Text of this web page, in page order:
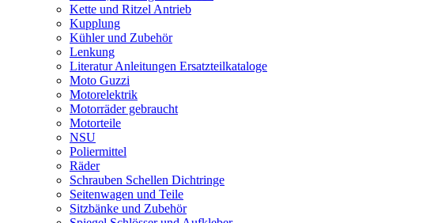
Kette und Ritzel Antrieb
Kupplung
Kühler und Zubehör
Lenkung
Literatur Anleitungen Ersatzteilkataloge
Moto Guzzi
Motorelektrik
Motorräder gebraucht
Motorteile
NSU
Poliermittel
Räder
Schrauben Schellen Dichtringe
Seitenwagen und Teile
Sitzbänke und Zubehör